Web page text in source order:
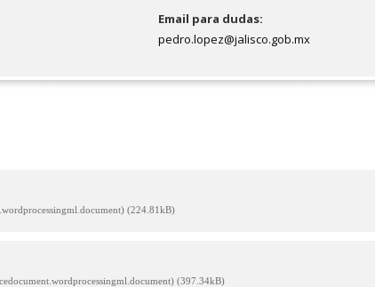
Email para dudas:
pedro.lopez@jalisco.gob.mx
(224.81kB)
(397.34kB)